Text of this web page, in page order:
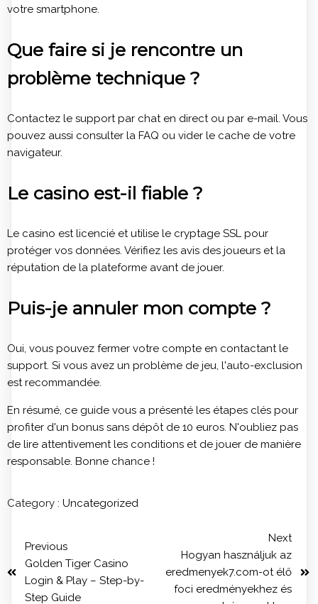
votre smartphone.
Que faire si je rencontre un
problème technique ?
Contactez le support par chat en direct ou par e-mail. Vous
pouvez aussi consulter la FAQ ou vider le cache de votre
navigateur.
Le casino est-il fiable ?
Le casino est licencié et utilise le cryptage SSL pour
protéger vos données. Vérifiez les avis des joueurs et la
réputation de la plateforme avant de jouer.
Puis-je annuler mon compte ?
Oui, vous pouvez fermer votre compte en contactant le
support. Si vous avez un problème de jeu, l'auto-exclusion
est recommandée.
En résumé, ce guide vous a présenté les étapes clés pour
profiter d'un bonus sans dépôt de 10 euros. N'oubliez pas
de lire attentivement les conditions et de jouer de manière
responsable. Bonne chance !
Category : Uncategorized
Previous
Golden Tiger Casino
Login & Play – Step-by-
Step Guide
Next
Hogyan használjuk az
eredmenyek7.com-ot élő
foci eredményekhez és